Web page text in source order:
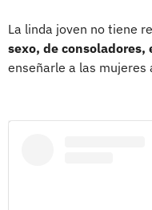
La linda joven no tiene
sexo, de consoladores,
enseñarle a las mujeres